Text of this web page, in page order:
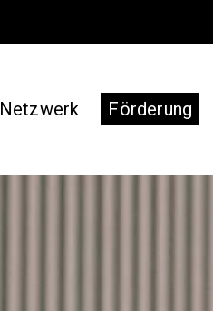
Netzwerk Förderung